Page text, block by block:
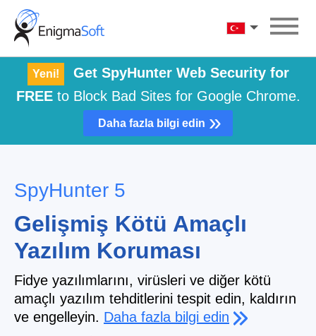
Skip
content
Türkçe
Yeni!
Get SpyHunter Web Security for
FREEto Block Bad Sites for Google Chrome.
Daha fazla bilgi edin »
SpyHunter 5
Gelişmiş Kötü Amaçlı
Yazılım Koruması
Fidye yazılımlarını, virüsleri ve diğer kötü
amaçlı yazılım tehditlerini tespit edin, kaldırın
ve engelleyin. Daha fazla bilgi edin